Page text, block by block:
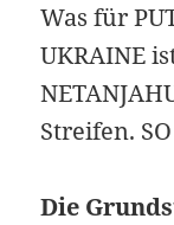
Was für
UKRAINE
Streifen.
Die